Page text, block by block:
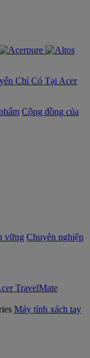
Chỉ Có Tại Acer
Cộng đồng của
vững Chuyên nghiệp
TravelMate
Máy tính xách tay